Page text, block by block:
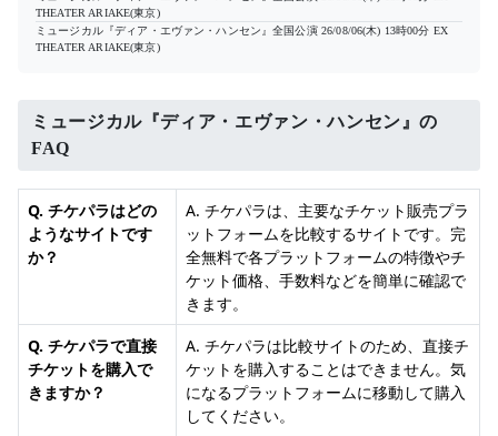
THEATER ARIAKE(東京)
ミュージカル『ディア・エヴァン・ハンセン』全国公演 26/08/06(木) 13時00分 EX
THEATER ARIAKE(東京)
ミュージカル『ディア・エヴァン・ハンセン』の
FAQ
Q. チケパラはどの
ようなサイトです
か？
A. チケパラは、主要なチケット販売プラ
ットフォームを比較するサイトです。完
全無料で各プラットフォームの特徴やチ
ケット価格、手数料などを簡単に確認で
きます。
Q. チケパラで直接
チケットを購入で
きますか？
A. チケパラは比較サイトのため、直接チ
ケットを購入することはできません。気
になるプラットフォームに移動して購入
してください。